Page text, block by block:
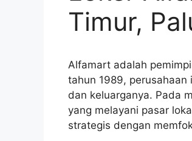
Timur,
Alfamart adalah
tahun 1989,
dan keluarganya. Pada
yang melayani pasar
strategis dengan